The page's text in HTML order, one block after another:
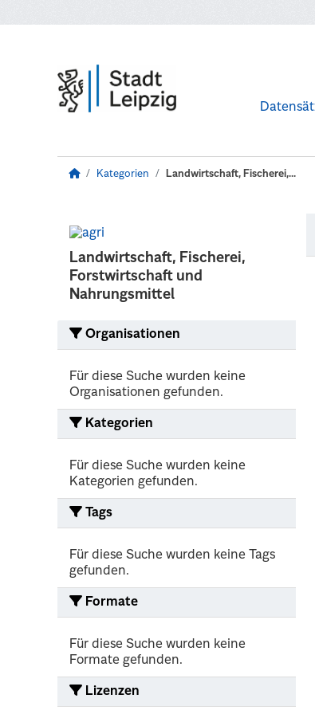
Kategorien Landwirtschaft, Fischerei,...
Landwirtschaft, Fischerei,
Forstwirtschaft und
Nahrungsmittel
Organisationen
Für diese Suche wurden keine
Organisationen gefunden.
Kategorien
Für diese Suche wurden keine
Kategorien gefunden.
Tags
Für diese Suche wurden keine Tags
gefunden.
Formate
Für diese Suche wurden keine
Formate gefunden.
Lizenzen